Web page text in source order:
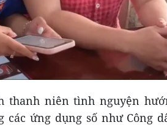
thanh niên tình nguyện
ứng dụng số như Công